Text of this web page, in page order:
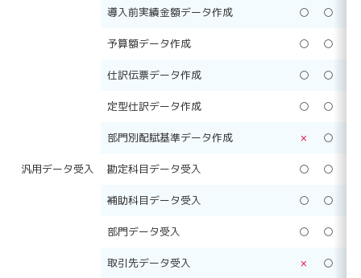
導入前実績金額データ作成 ○ ○
予算額データ作成 ○ ○
仕訳伝票データ作成 ○ ○
定型仕訳データ作成 ○ ○
部門別配賦基準データ作成 × ○
汎用データ受入 勘定科目データ受入 ○ ○
補助科目データ受入 ○ ○
部門データ受入 ○ ○
取引先データ受入 × ○